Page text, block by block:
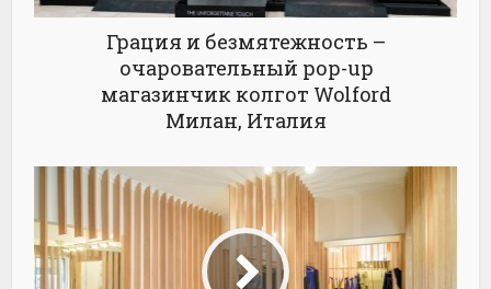
Грация и безмятежность –
очаровательный рор-up
магазинчик колгот Wolford
Милан, Италия